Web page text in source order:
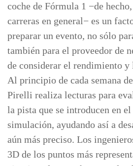
coche de Fórmula 1 −de
carreras en general− es un
preparar un evento, no sólo
también para el proveedor de
de considerar el rendimiento y
Al principio de cada semana
Pirelli realiza lecturas para
la pista que se introducen en
simulación, ayudando así a
aún más preciso. Los
3D de los puntos más